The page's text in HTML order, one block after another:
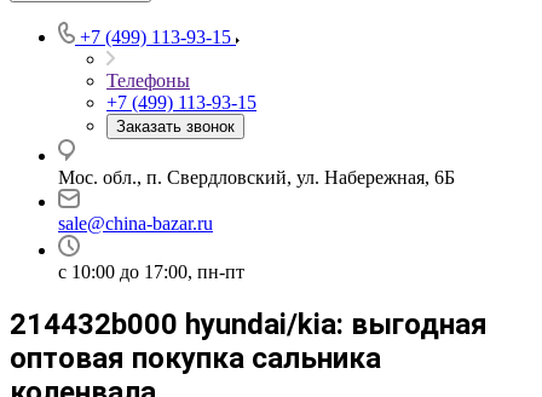
+7 (499) 113-93-15
Телефоны
+7 (499) 113-93-15
Заказать звонок
Мос. обл., п. Свердловский, ул. Набережная, 6Б
sale@china-bazar.ru
c 10:00 до 17:00, пн-пт
214432b000 hyundai/kia: выгодная
оптовая покупка сальника